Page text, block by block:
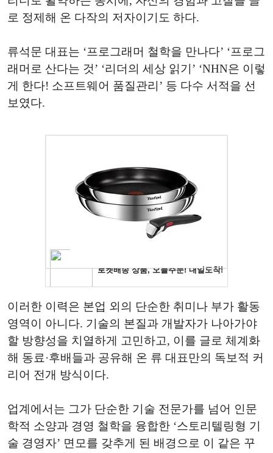
로 정제해 온 다작의 저자이기도 하다.
류석문 대표는 ‘프로그래머 철학을 만나다’ ‘프로그
래머로 산다는 것’ ‘리더의 세상 읽기’ ‘NHN은 이렇
게 한다! 소프트웨어 품질관리’ 등 다수 서적을 선
보였다.
이러한 이력은 본업 외의 단순한 취미나 부가 활동
영역이 아니다. 기술의 본질과 개발자가 나아가야
할 방향성을 치열하게 고민하고, 이를 글로 체계화
해 동료·후배들과 공유해 온 류 대표만의 독보적 커
리어 전개 방식이다.
업계에서는 그가 단순한 기술 전문가를 넘어 인문
학적 소양과 경영 철학을 융합한 ‘스토리텔링형 기
술 경영자’ 면모를 갖추게 된 배경으로 이 같은 꾸